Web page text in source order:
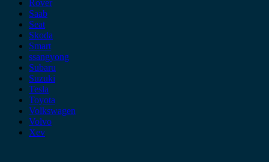
Rover
Saab
Seat
Skoda
Smart
ssangyong
Subaru
Suzuki
Tesla
Toyota
Volkswagen
Volvo
Xev